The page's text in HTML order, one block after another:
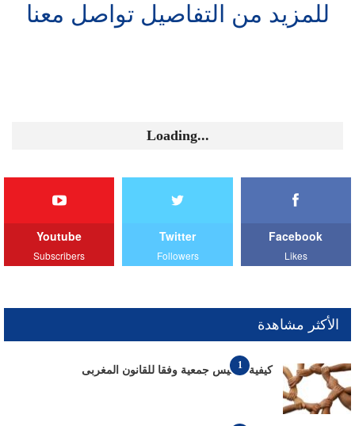
للمزيد من التفاصيل تواصل معنا
Loading...
Facebook
Likes
Twitter
Followers
Youtube
Subscribers
الأكثر مشاهدة
1
كيفية تأسيس جمعية وفقا للقانون المغربى